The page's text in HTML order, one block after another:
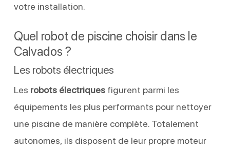
votre installation.
Quel robot de piscine choisir dans le
Calvados ?
Les robots électriques
Les robots électriquesfigurent parmi les
équipements les plus performants pour nettoyer
une piscine de manière complète. Totalement
autonomes, ils disposent de leur propre moteur